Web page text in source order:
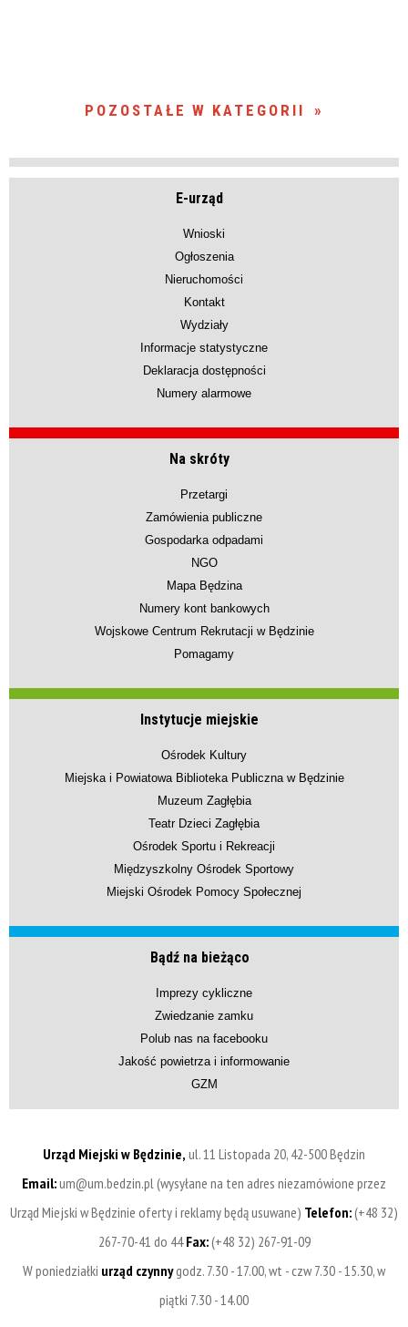
POZOSTAŁE W KATEGORII
E-urząd
Wnioski
Ogłoszenia
Nieruchomości
Kontakt
Wydziały
Informacje statystyczne
Deklaracja dostępności
Numery alarmowe
Na skróty
Przetargi
Zamówienia publiczne
Gospodarka odpadami
NGO
Mapa Będzina
Numery kont bankowych
Wojskowe Centrum Rekrutacji w Będzinie
Pomagamy
Instytucje miejskie
Ośrodek Kultury
Miejska i Powiatowa Biblioteka Publiczna w Będzinie
Muzeum Zagłębia
Teatr Dzieci Zagłębia
Ośrodek Sportu i Rekreacji
Międzyszkolny Ośrodek Sportowy
Miejski Ośrodek Pomocy Społecznej
Bądź na bieżąco
Imprezy cykliczne
Zwiedzanie zamku
Polub nas na facebooku
Jakość powietrza i informowanie
GZM
Urząd Miejski w Będzinie, ul. 11 Listopada 20, 42-500 Będzin
Email:um@um.bedzin.pl (wysyłane na ten adres niezamówione przez
Urząd Miejski w Będzinie oferty i reklamy będą usuwane) Telefon:(+48 32)
267-70-41 do 44Fax:(+48 32) 267-91-09
W poniedziałki urząd czynnygodz. 7.30 - 17.00, wt - czw 7.30 - 15.30, w
piątki 7.30 - 14.00